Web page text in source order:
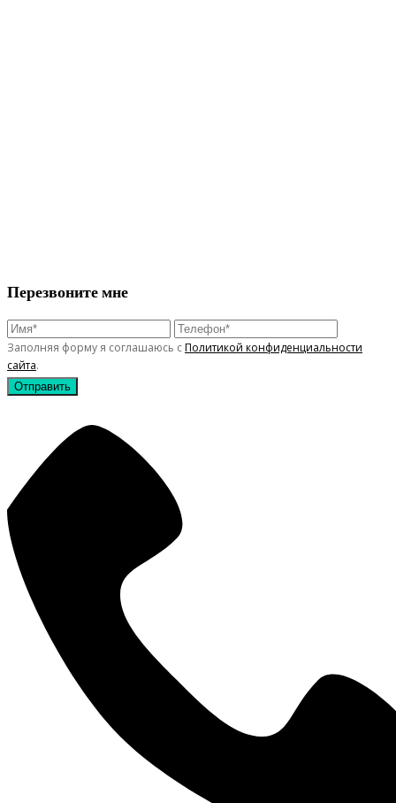
Перезвоните мне
Заполняя форму я соглашаюсь сПолитикой конфиденциальности
сайта.
Отправить